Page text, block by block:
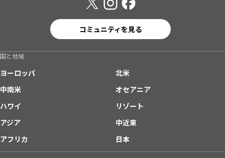
コミュニティを見る
国と地域
ヨーロッパ
北米
中南米
オセアニア
ハワイ
リゾート
アジア
中近東
アフリカ
日本